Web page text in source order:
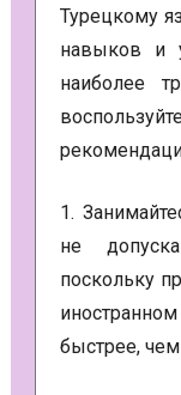
Турецкому
навыков и
наиболее
1.
не
поскольку
быстрее,